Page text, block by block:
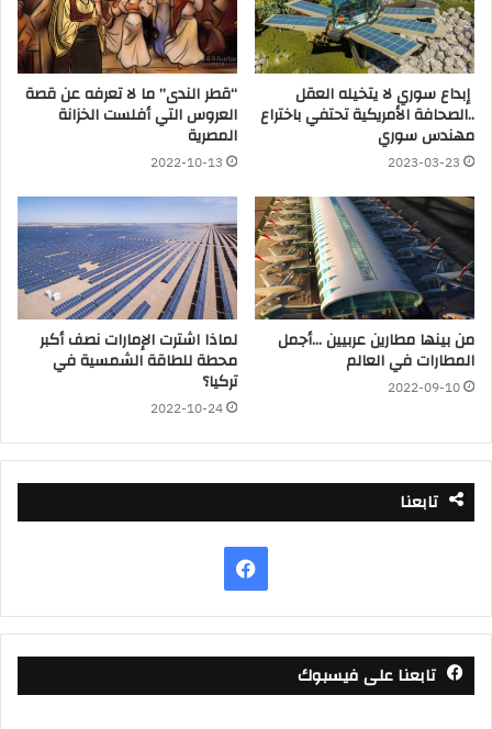
إبداع سوري لا يتخيله العقل
..الصحافة الأمريكية تحتفي باختراع
مهندس سوري
2023-03-23
“قطر الندى” ما لا تعرفه عن قصة
العروس التي أفلست الخزانة
المصرية
2022-10-13
من بينها مطارين عربيين …أجمل
المطارات في العالم
2022-09-10
لماذا اشترت الإمارات نصف أكبر
محطة للطاقة الشمسية في
تركيا؟
2022-10-24
تابعنا
فيسبوك
تابعنا على فيسبوك